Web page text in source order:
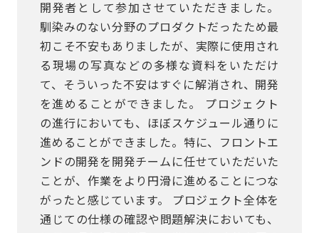
開発者として参加させていただきました。
馴染みのない分野のプロダクトだったため最
初こそ不安もありましたが、実際に使用され
る現場の写真などの多様な資料をいただけ
て、そういった不安はすぐに解消され、開発
を進めることができました。 プロジェクト
の進行においても、ほぼスケジュール通りに
進めることができました。特に、フロントエ
ンドの開発を開発チームに任せていただいた
ことが、作業をより円滑に進めることにつな
がったと感じています。 プロジェクト全体を
通じての仕様の確認や問題解決においても、